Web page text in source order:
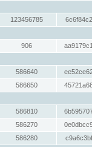
123456785
906
586640
586650
586810
586270
586280